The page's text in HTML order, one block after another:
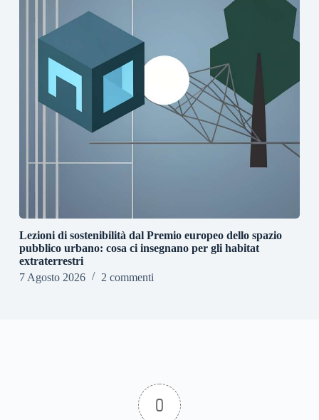
Lezioni di sostenibilità dal Premio europeo dello spazio
pubblico urbano: cosa ci insegnano per gli habitat
extraterrestri
7 Agosto 2026
2 commenti
0